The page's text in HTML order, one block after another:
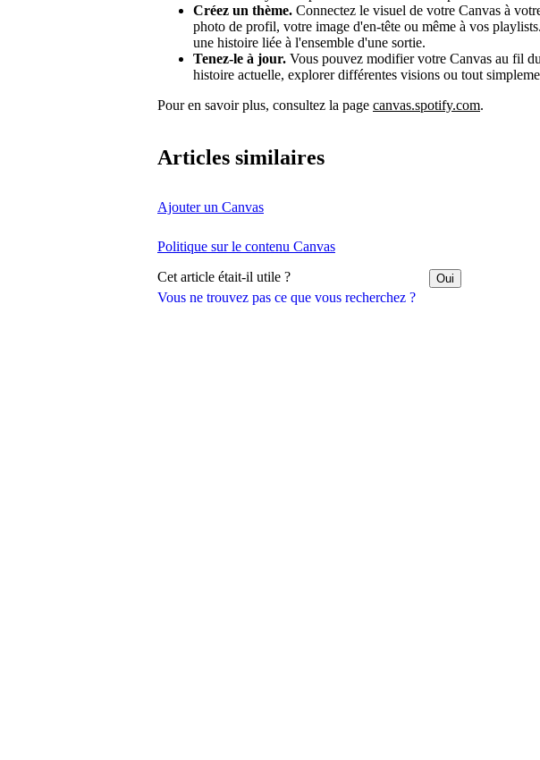
Vous ne trouvez pas ce que vous recherchez ?
Créez un thème. Connectez le visuel de votre Canvas à
photo de profil, votre image d'en-tête ou même à vos
une histoire liée à l'ensemble d'une sortie.
Tenez-le à jour. Vous pouvez modifier votre Canvas au fil
histoire actuelle, explorer différentes visions ou tout
Pour en savoir plus, consultez la page canvas.spotify.com.
Articles similaires
Ajouter un Canvas
Politique sur le contenu Canvas
Cet article était-il utile ? Oui